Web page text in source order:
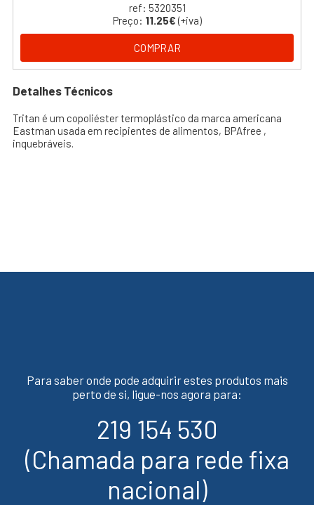
ref: 5320351
Preço: 11.25€ (+iva)
COMPRAR
Detalhes Técnicos
Tritan é um copoliéster termoplástico da marca americana
Eastman usada em recipientes de alimentos, BPAfree ,
inquebráveis.
Para saber onde pode adquirir estes produtos mais
perto de si, ligue-nos agora para:
219 154 530
(Chamada para rede fixa
nacional)